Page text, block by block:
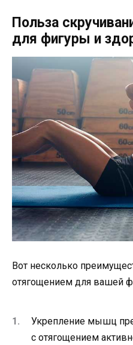
Польза
для фигуры и
Вот несколько
отягощением для вашей
Укрепление мышц
с отягощением